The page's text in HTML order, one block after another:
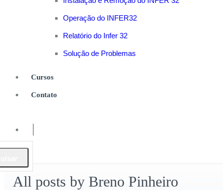
Operação do INFER32
Relatório do Infer 32
Solução de Problemas
Cursos
Contato
All posts by Breno Pinheiro